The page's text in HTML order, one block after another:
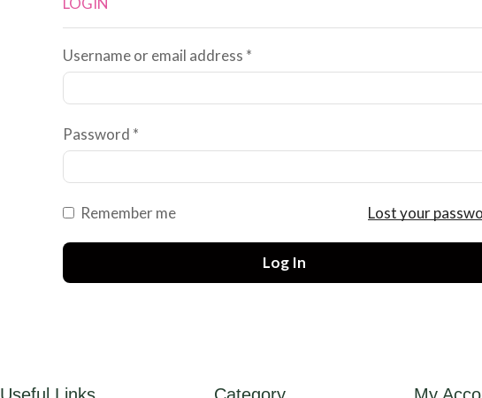
Username or email address *
Password *
Remember me Lost your
Log In